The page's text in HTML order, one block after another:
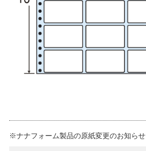
※ナナフォーム製品の原紙変更のお知らせ